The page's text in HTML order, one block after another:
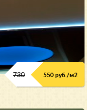
730 550 руб./м2